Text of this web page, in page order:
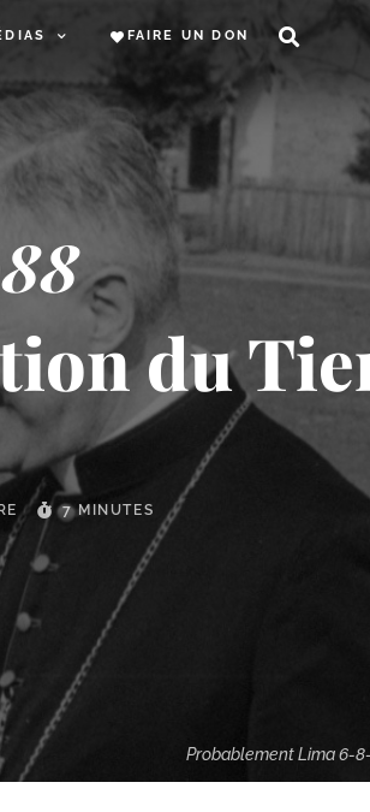
FAIRE UN DON
du
7 MINUTES
Probablement Lima 6-